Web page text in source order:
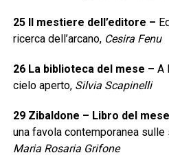
25 Il mestiere dell’editore –
ricerca dell’arcano, Cesira Fenu
26 La biblioteca del mese – A
cielo aperto, Silvia Scapinelli
29 Zibaldone – Libro del mese
una favola contemporanea
Maria Rosaria Grifone